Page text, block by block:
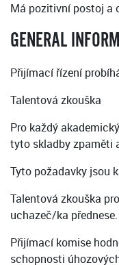
Má pozitivní postoj a
GENERAL
Přijímací řízení
Talentová zkouška
Pro každý
tyto skladby zpaměti
Tyto požadavky jsou
Talentová zkouška
uchazeč/ka
Přijímací komise
schopnosti